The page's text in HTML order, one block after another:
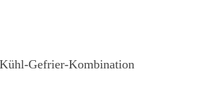
Gefrier-Kombination